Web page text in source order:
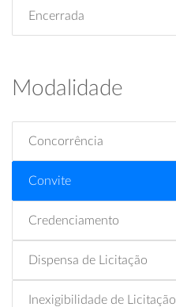
Encerrada
Modalidade
Concorrência
Convite
Credenciamento
Dispensa de Licitação
Inexigibilidade de Licitação